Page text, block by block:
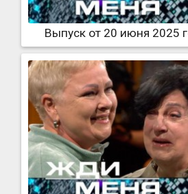
Выпуск от 20 июня 2025